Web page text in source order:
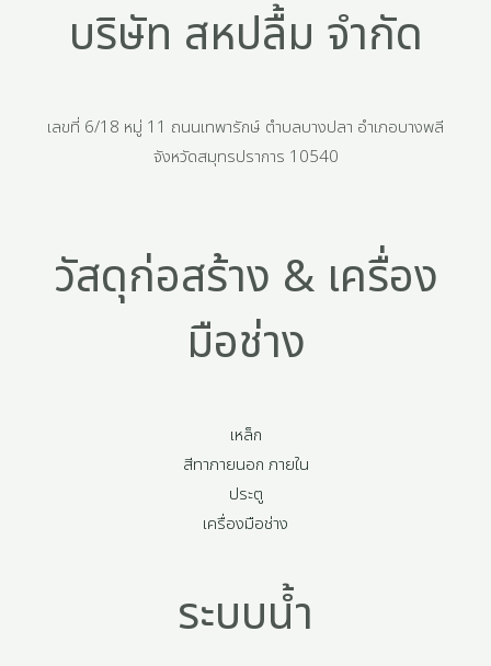
บริษัท สหปลื้ม จำกัด
เลขที่ 6/18 หมู่ 11 ถนนเทพารักษ์ ตำบลบางปลา อำเภอบางพลี
จังหวัดสมุทรปราการ 10540
วัสดุก่อสร้าง & เครื่อง
มือช่าง
เหล็ก
สีทาภายนอก ภายใน
ประตู
เครื่องมือช่าง
ระบบน้ำ